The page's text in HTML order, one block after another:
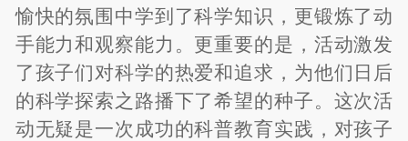
愉快的氛围中学到了科学知识，更锻炼了动
手能力和观察能力。更重要的是，活动激发
了孩子们对科学的热爱和追求，为他们日后
的科学探索之路播下了希望的种子。这次活
动无疑是一次成功的科普教育实践，对孩子